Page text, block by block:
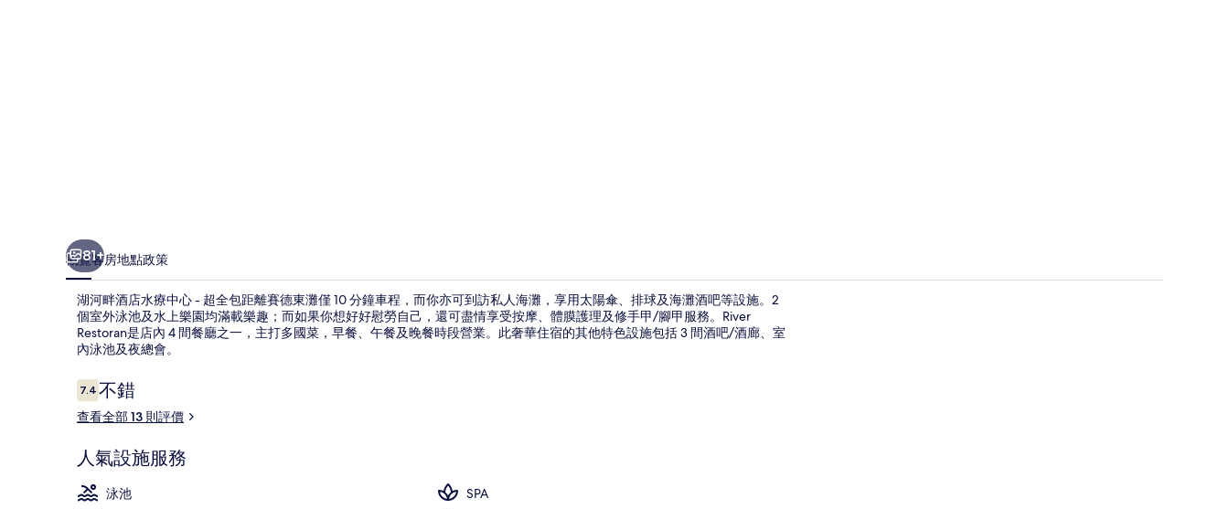
片
集
81+
概覽客房地點政策
湖河畔酒店水療中心 - 超全包距離賽德東灘僅 10 分鐘車程，而你亦可到訪私人海灘，享用太陽傘、排球及海灘酒吧等設施。2
個室外泳池及水上樂園均滿載樂趣；而如果你想好好慰勞自己，還可盡情享受按摩、體膜護理及修手甲/腳甲服務。River
Restoran是店內 4 間餐廳之一，主打多國菜，早餐、午餐及晚餐時段營業。此奢華住宿的其他特色設施包括 3 間酒吧/酒廊、室
內泳池及夜總會。
評
價
7.47.4 分，滿分 10 分，
不錯
查看全部 13 則評價
人氣設施服務
泳池
SPA